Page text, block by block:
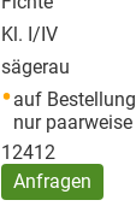
Kl. I/IV
sägerau
auf Bestellung
nur paarweise
12412
Anfragen